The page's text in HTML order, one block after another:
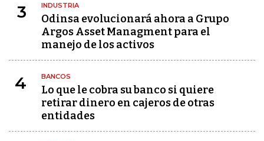
3 INDUSTRIA
Odinsa evolucionará ahora a Grupo
Argos Asset Managment para el
manejo de los activos
4 BANCOS
Lo que le cobra su banco si quiere
retirar dinero en cajeros de otras
entidades